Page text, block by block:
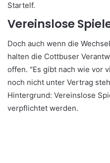
Startelf.
Vereinslose
Doch auch wenn die
halten die Cottbuser
offen. "Es gibt nach wie vor
noch nicht unter Vertrag
Hintergrund: Vereinslose
verpflichtet werden.